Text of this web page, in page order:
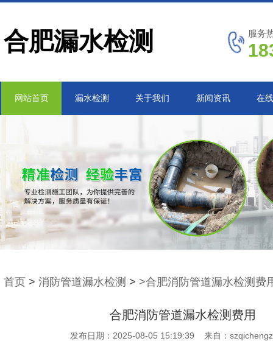
合肥漏水检测 服务
网站首页 漏水检测 关于我们 新闻资讯 在
首页 > 消防管道漏水检测 > >合肥消防管道漏水检测费
合肥消防管道漏水检测费用
发布日期：2025-08-05 15:19:39 来自：